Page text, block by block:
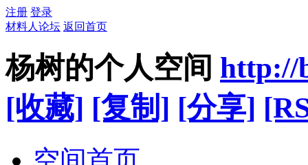
注册 登录
材料人论坛 返回首页
杨树的个人空间 http://
[收藏] [复制] [分享]